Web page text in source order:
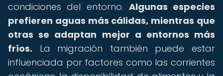
condiciones del entorno. Algunas especies
prefieren aguas más cálidas, mientras que
otras se adaptan mejor a entornos más
fríos. La migración también puede estar
influenciada por factores como las corrientes